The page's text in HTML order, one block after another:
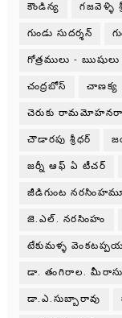
కౌండిన్య గజవెళ్ళి
గుండు సుదర్శన్
గోత్రములు - ఋషులు
చంద్రబోస్ చాణక్య
చెరుకు
చౌడారపు శ్రీధర్
జర్నీ ఆఫ్ ఏ టీచర్
జీడిగుంట
జె.ఎల్. నరసింహం
టేకుమళ్ళ
డా. తంగిరాల.
డా.ఎ.సుబ్బారావు